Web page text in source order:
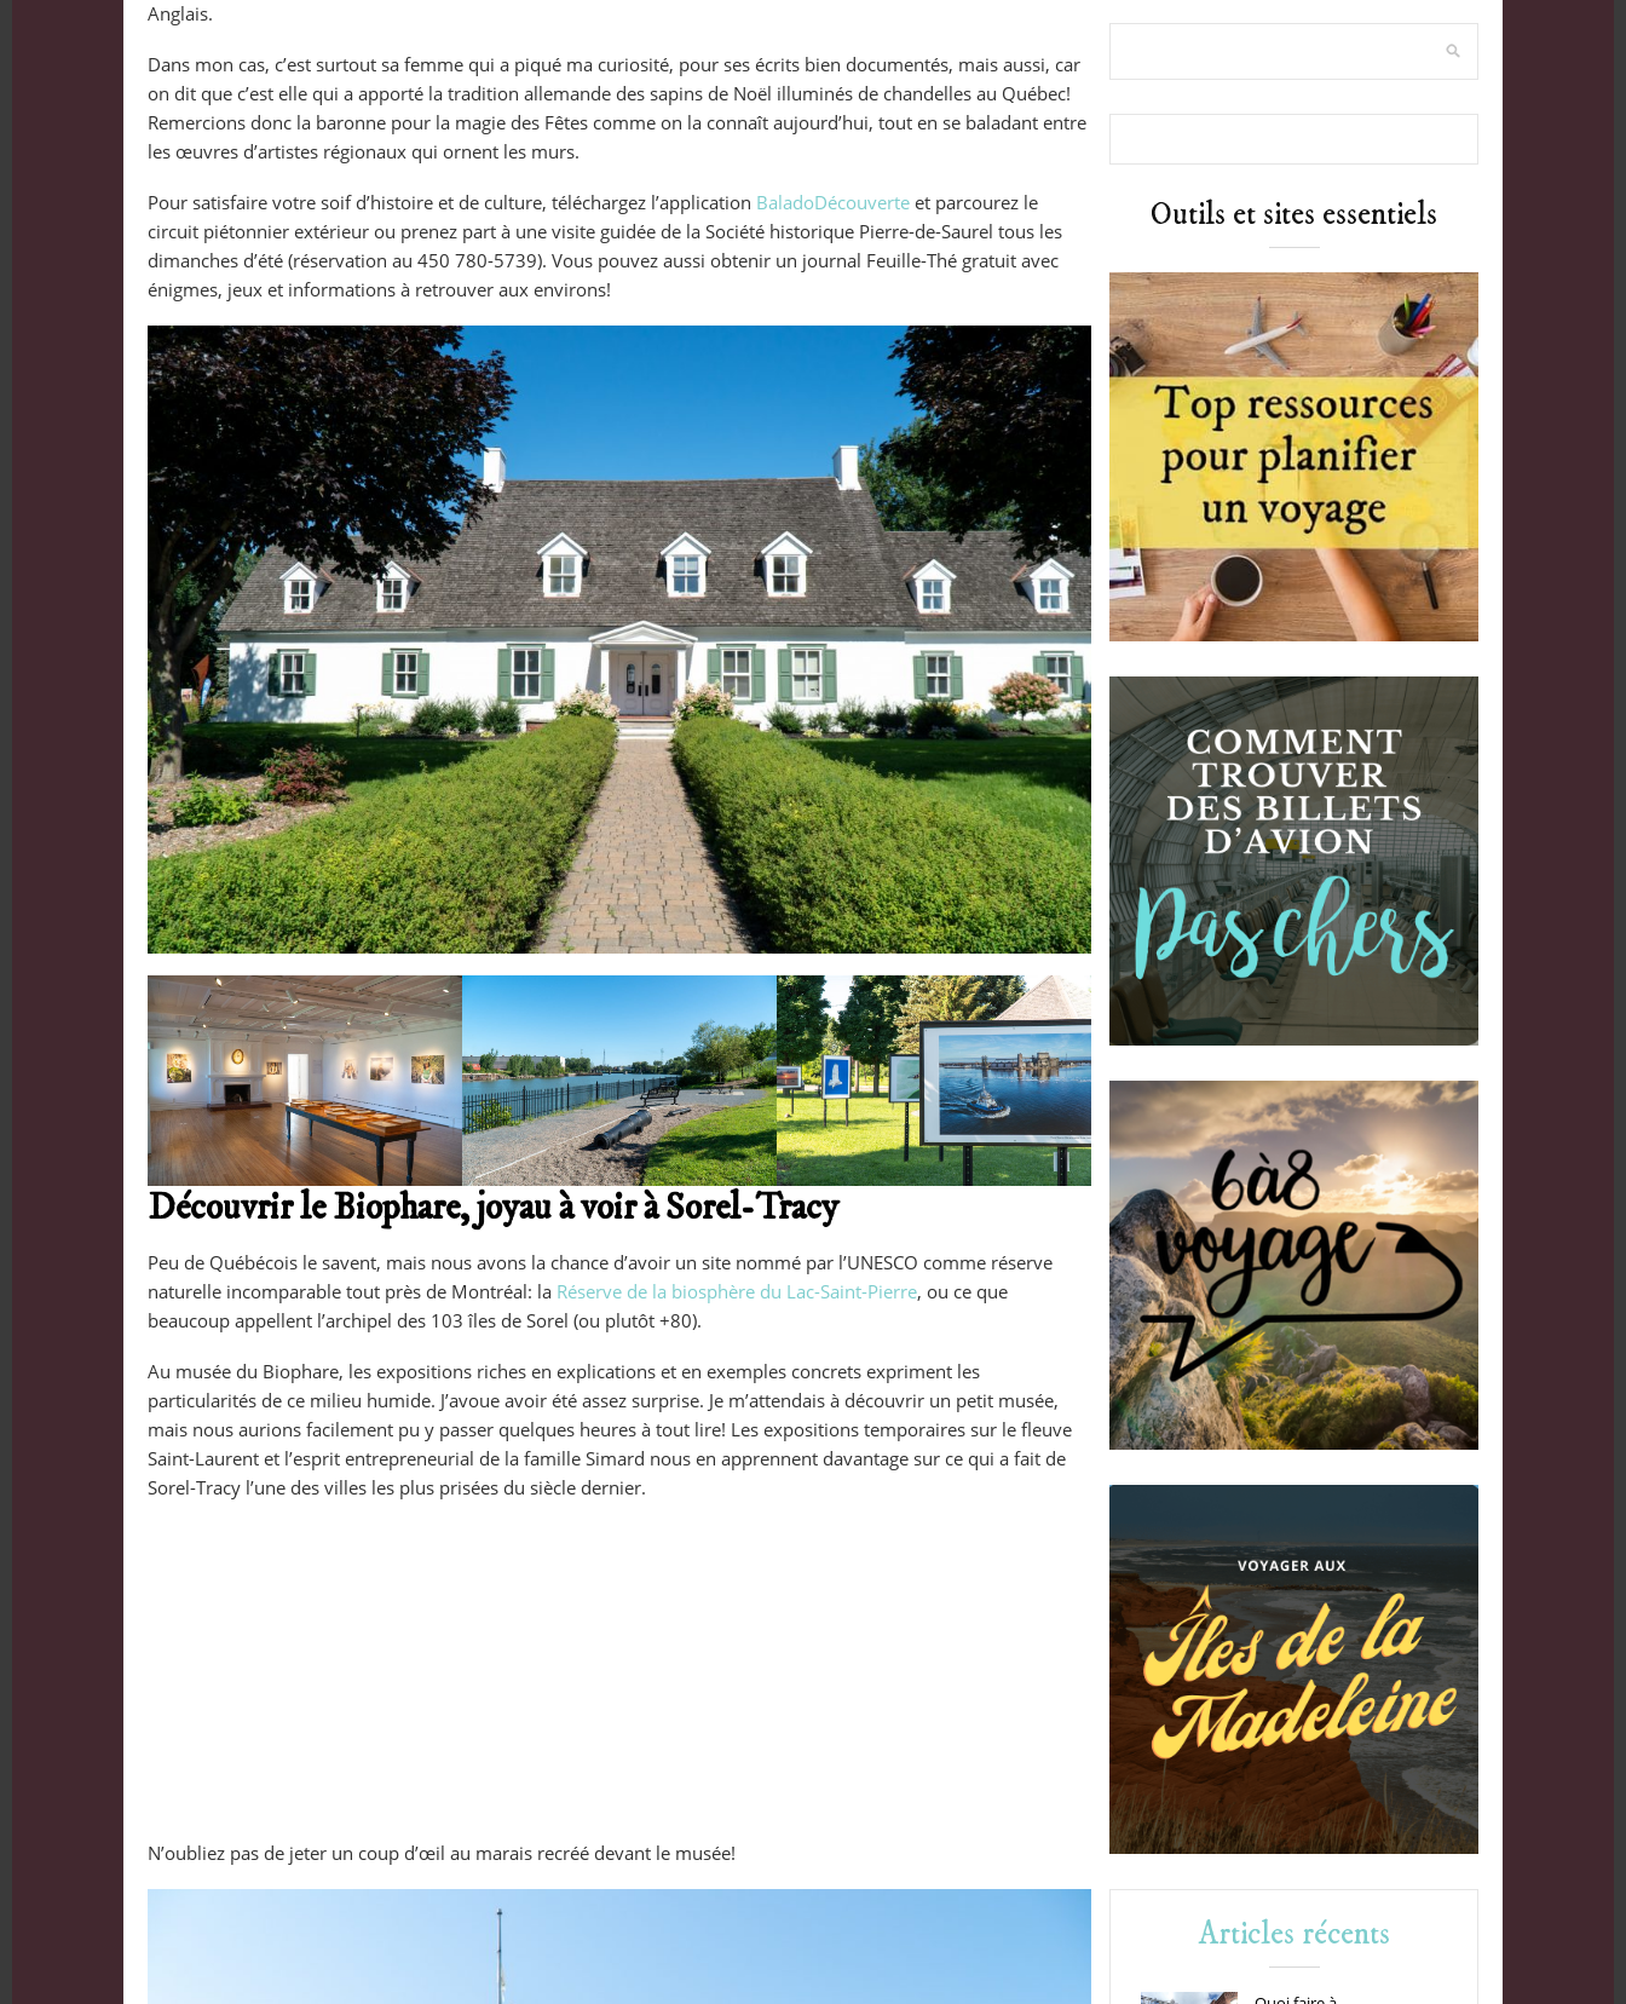
Anglais.
Dans mon cas, c’est surtout sa femme qui a piqué ma curiosité, pour ses écrits bien documentés, mais aussi, car
on dit que c’est elle qui a apporté la tradition allemande des sapins de Noël illuminés de chandelles au Québec!
Remercions donc la baronne pour la magie des Fêtes comme on la connaît aujourd’hui, tout en se baladant entre
les œuvres d’artistes régionaux qui ornent les murs.
Pour satisfaire votre soif d’histoire et de culture, téléchargez l’application BaladoDécouverte et parcourez le
circuit piétonnier extérieur ou prenez part à une visite guidée de la Société historique Pierre-de-Saurel tous les
dimanches d’été (réservation au 450 780-5739). Vous pouvez aussi obtenir un journal Feuille-Thé gratuit avec
énigmes, jeux et informations à retrouver aux environs!
Découvrir le Biophare, joyau à voir à Sorel-Tracy
Peu de Québécois le savent, mais nous avons la chance d’avoir un site nommé par l’UNESCO comme réserve
naturelle incomparable tout près de Montréal: la Réserve de la biosphère du Lac-Saint-Pierre, ou ce que
beaucoup appellent l’archipel des 103 îles de Sorel (ou plutôt +80).
Au musée du Biophare, les expositions riches en explications et en exemples concrets expriment les
particularités de ce milieu humide. J’avoue avoir été assez surprise. Je m’attendais à découvrir un petit musée,
mais nous aurions facilement pu y passer quelques heures à tout lire! Les expositions temporaires sur le fleuve
Saint-Laurent et l’esprit entrepreneurial de la famille Simard nous en apprennent davantage sur ce qui a fait de
Sorel-Tracy l’une des villes les plus prisées du siècle dernier.
N’oubliez pas de jeter un coup d’œil au marais recréé devant le musée!
Outils et sites essentiels
Articles récents